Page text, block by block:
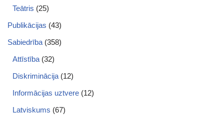
Teātris (25)
Publikācijas (43)
Sabiedrība (358)
Attīstība (32)
Diskriminācija (12)
Informācijas uztvere (12)
Latviskums (67)